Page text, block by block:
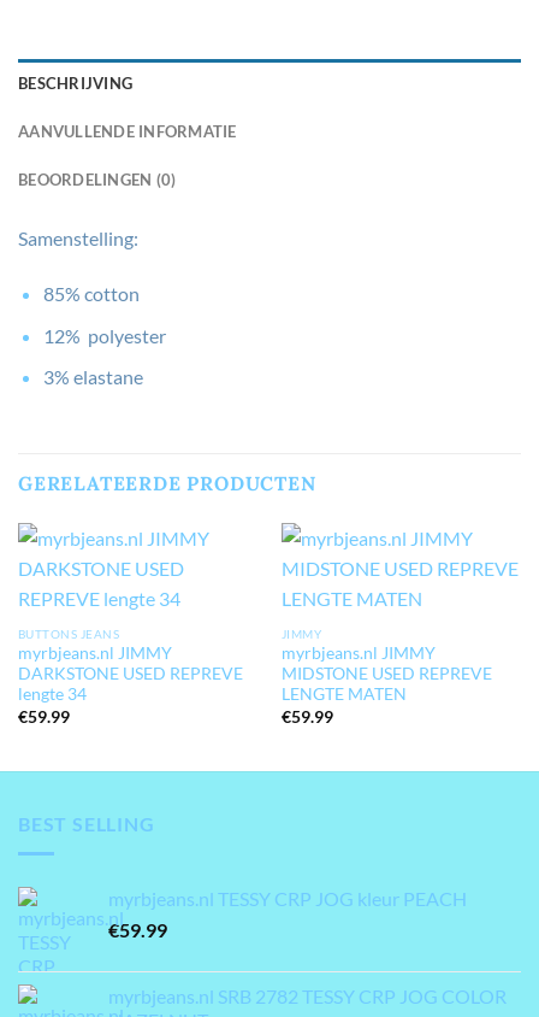
BESCHRIJVING
AANVULLENDE INFORMATIE
BEOORDELINGEN (0)
Samenstelling:
85% cotton
12% polyester
3% elastane
GERELATEERDE PRODUCTEN
BUTTONS JEANS
myrbjeans.nl JIMMY
DARKSTONE USED REPREVE
lengte 34
€59.99
JIMMY
myrbjeans.nl JIMMY
MIDSTONE USED REPREVE
LENGTE MATEN
€59.99
BEST SELLING
myrbjeans.nl TESSY CRP JOG kleur PEACH
€59.99
myrbjeans.nl SRB 2782 TESSY CRP JOG COLOR